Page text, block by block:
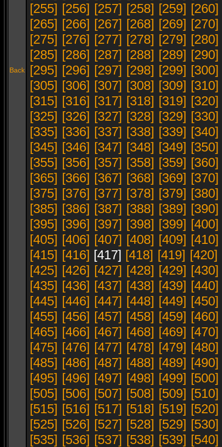
Back
[255] [256] [257] [258] [259] [260]
[265] [266] [267] [268] [269] [270]
[275] [276] [277] [278] [279] [280]
[285] [286] [287] [288] [289] [290]
[295] [296] [297] [298] [299] [300]
[305] [306] [307] [308] [309] [310]
[315] [316] [317] [318] [319] [320]
[325] [326] [327] [328] [329] [330]
[335] [336] [337] [338] [339] [340]
[345] [346] [347] [348] [349] [350]
[355] [356] [357] [358] [359] [360]
[365] [366] [367] [368] [369] [370]
[375] [376] [377] [378] [379] [380]
[385] [386] [387] [388] [389] [390]
[395] [396] [397] [398] [399] [400]
[405] [406] [407] [408] [409] [410]
[415] [416] [417] [418] [419] [420]
[425] [426] [427] [428] [429] [430]
[435] [436] [437] [438] [439] [440]
[445] [446] [447] [448] [449] [450]
[455] [456] [457] [458] [459] [460]
[465] [466] [467] [468] [469] [470]
[475] [476] [477] [478] [479] [480]
[485] [486] [487] [488] [489] [490]
[495] [496] [497] [498] [499] [500]
[505] [506] [507] [508] [509] [510]
[515] [516] [517] [518] [519] [520]
[525] [526] [527] [528] [529] [530]
[535] [536] [537] [538] [539] [540]